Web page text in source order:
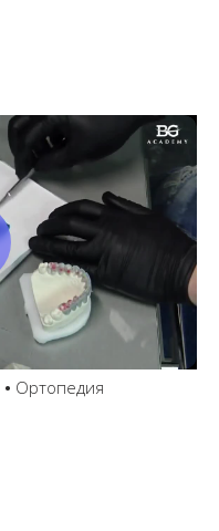
• Ортопедия